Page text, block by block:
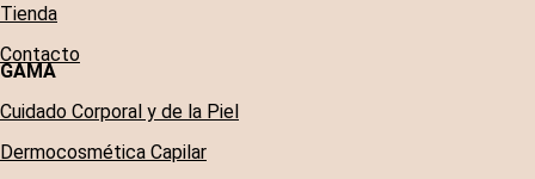
Tienda
Contacto
GAMA
Cuidado Corporal y de la Piel
Dermocosmética Capilar